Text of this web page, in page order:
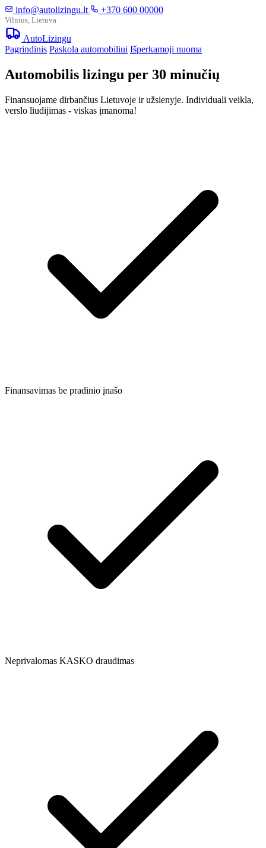
info@autolizingu.lt +370 600 00000
Vilnius, Lietuva
AutoLizingu
Pagrindinis Paskola automobiliui Išperkamoji nuoma
Automobilis lizingu per 30 minučių
Finansuojame dirbančius Lietuvoje ir užsienyje. Individuali veikla,
verslo liudijimas - viskas įmanoma!
Finansavimas be pradinio įnašo
Neprivalomas KASKO draudimas